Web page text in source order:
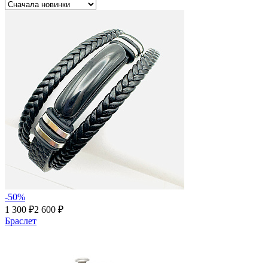
-50%
1 300 ₽2 600 ₽
Браслет